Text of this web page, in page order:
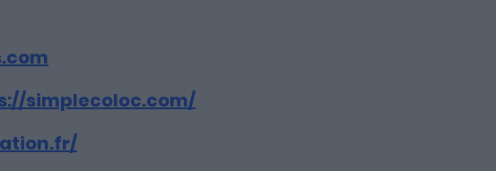
simplecoloc.com/